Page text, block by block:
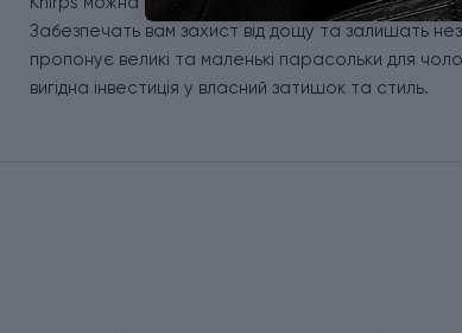
Забезпечать вам захист від дощу та залишать
пропонує великі та маленькі парасольки для
вигідна інвестиція у власний затишок та стиль.